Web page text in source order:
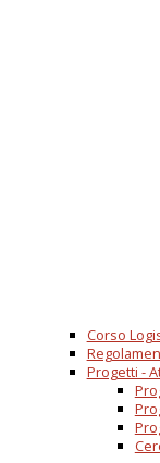
Corso
Progetti -